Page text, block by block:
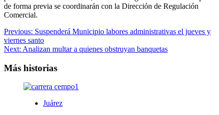
de forma previa se coordinarán con la Dirección de Regulación
Comercial.
Navegación
de
Previous: Suspenderá Municipio labores administrativas el jueves y
viernes santo
Next: Analizan multar a quienes obstruyan banquetas
Más historias
Juárez